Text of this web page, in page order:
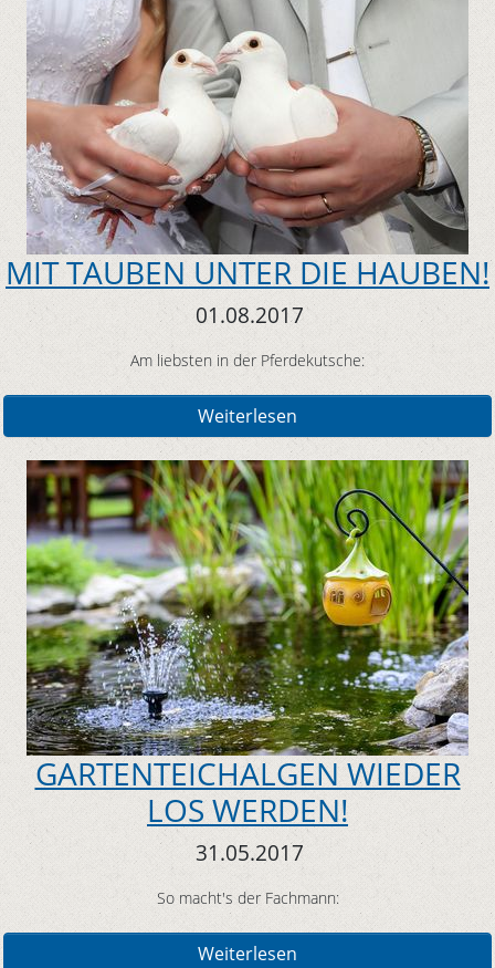
MIT TAUBEN UNTER DIE HAUBEN!
01.08.2017
Am liebsten in der Pferdekutsche:
Weiterlesen
GARTENTEICHALGEN WIEDER
LOS WERDEN!
31.05.2017
So macht's der Fachmann:
Weiterlesen